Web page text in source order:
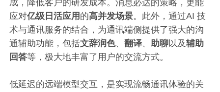
成，降低客户的研发成本。消息必达的策略，更能
应对亿级日活应用 的高并发场景。此外，通过AI 技
术与通讯服务的结合，为通讯端侧提供了强大的沟
通辅助功能，包括文辞润色、翻译、助聊以及辅助
回答等，极大地丰富了用户的交流方式。
低延迟的远端模型交互，是实现流畅通讯体验的关